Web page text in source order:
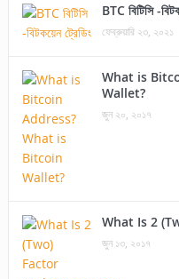
BTC বিটিসি -
ফেব্রুয়ারি ২৩, ২০২১
What is
Wallet?
জুন ২০, ২০১৭
What Is 2
জুন ১৩, ২০১৭